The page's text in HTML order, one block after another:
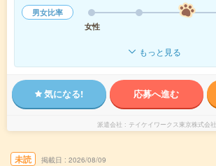
男女比率
女性
もっと見る
気になる! 応募へ進む
派遣会社 テイケイワークス東京株式会社
未読 掲載日 2026/08/09